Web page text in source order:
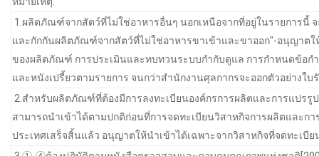
1.ผลิตภัณฑ์จากสัตว์ที่ไม่ใช่อาหารอื่นๆ นอกเหนือจากที่อยู่ในรายการนี้
และกักกันผลิตภัณฑ์จากสัตว์ที่ไม่ใช่อาหารขาเข้าและขาออก"-อนุญาตใ
ของผลิตภัณฑ์ การประเมินและทบทวนระบบกำกับดูแล การกำหนดข้อก
และหนังเปรี้ยวตามรายการ จนกว่าสำนักงานศุลกากรจะออกตัวอย่างใบ
2.สำหรับผลิตภัณฑ์ที่ต้องมีการลงทะเบียนองค์กรการผลิตและการแป
สามารถนำเข้าได้ตามปกติก่อนที่การจดทะเบียนวิสาหกิจการผลิตและก
ประเทศเสร็จสิ้นแล้ว อนุญาตให้นำเข้าได้เฉพาะจากวิสาหกิจที่จดทะเบี